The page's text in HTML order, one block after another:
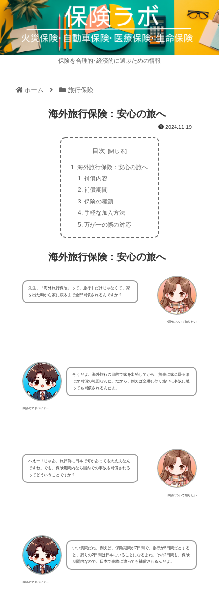
保険を合理的･経済的に選ぶための情報
ホーム 旅行保険
海外旅行保険：安心の旅へ
2024.11.19
目次
海外旅行保険：安心の旅へ
補償内容
補償期間
保険の種類
手軽な加入方法
万が一の際の対応
海外旅行保険：安心の旅へ
保険について知りたい
先生、「海外旅行保険」って、旅行中だけじゃなくて、家
を出た時から家に戻るまで全部補償されるんですか？
保険のアドバイザー
そうだよ。海外旅行の目的で家を出発してから、無事に家に帰るま
でが補償の範囲なんだ。だから、例えば空港に行く途中に事故に遭
っても補償されるんだよ。
保険について知りたい
へえー！じゃあ、旅行前に日本で何かあっても大丈夫なん
ですね。でも、保険期間内なら国内での事故も補償される
ってどういうことですか？
保険のアドバイザー
いい質問だね。例えば、保険期間が7日間で、旅行が5日間だとする
と、残りの2日間は日本にいることになるよね。その2日間も、保険
期間内なので、日本で事故に遭っても補償されるんだよ。